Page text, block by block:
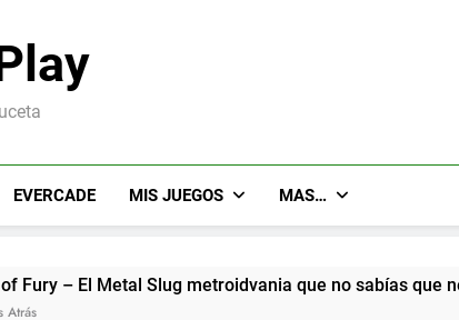
EVERCADE MIS JUEGOS MAS…
metroidvania que no sabías que necesitabas